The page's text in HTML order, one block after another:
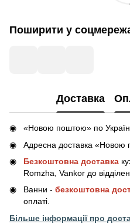
Поширити у
Доставка
«Новою поштою» по
Адресна доставка «Новою
Безкоштовна доставка
Romzha, Vankor до
Ванни - безкоштовна
оплаті.
Більше інформації про